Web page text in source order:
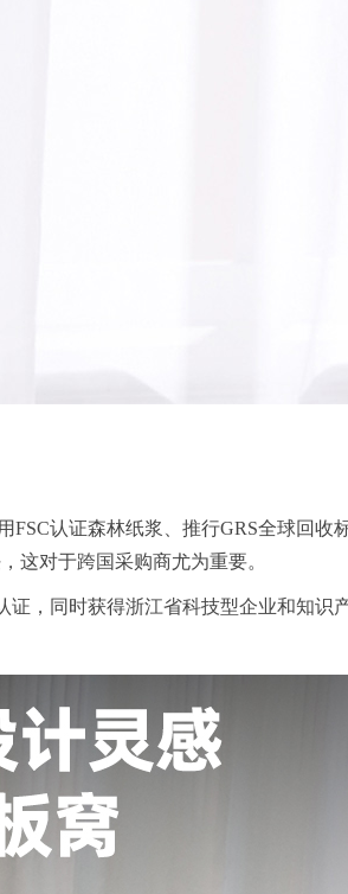
认证森林纸浆、推行GRS全球回
这对于跨国采购商尤为重要。
，同时获得浙江省科技型企业和知